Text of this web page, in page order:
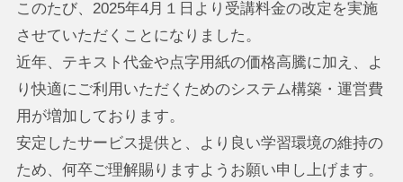
このたび、2025年4月１日より受講料金の改定を実施
させていただくことになりました。
近年、テキスト代金や点字用紙の価格高騰に加え、よ
り快適にご利用いただくためのシステム構築・運営費
用が増加しております。
安定したサービス提供と、より良い学習環境の維持の
ため、何卒ご理解賜りますようお願い申し上げます。